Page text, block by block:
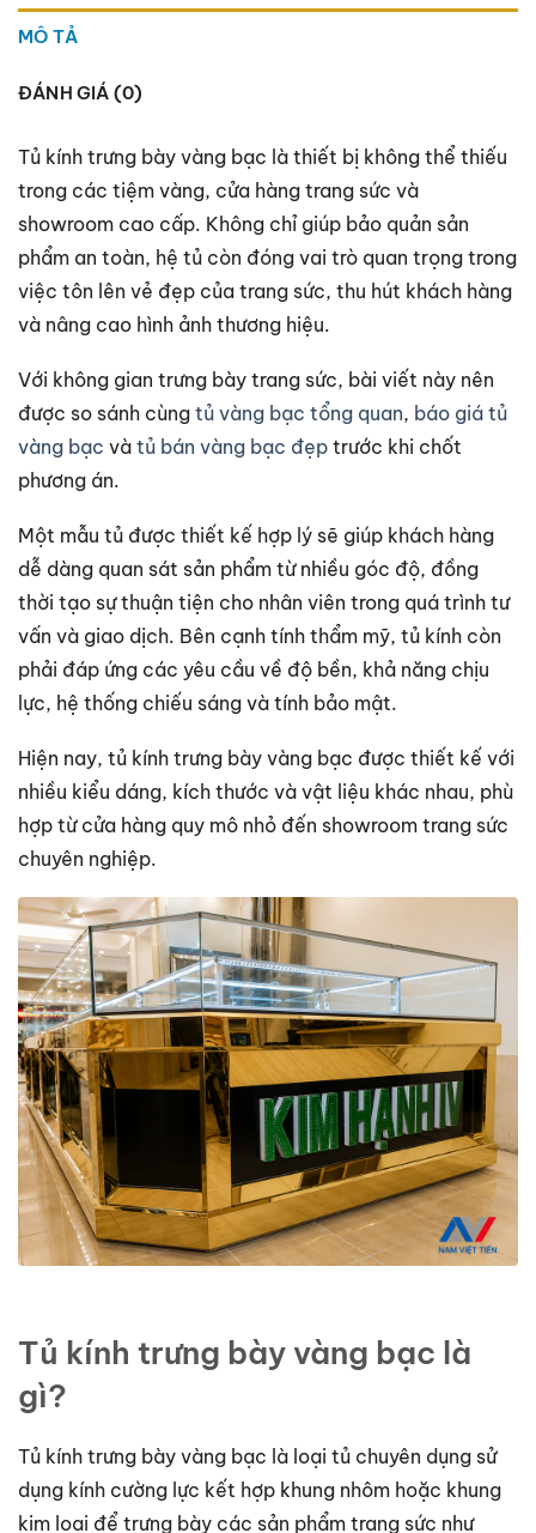
MÔ TẢ
ĐÁNH GIÁ (0)
Tủ kính trưng bày vàng bạc là thiết bị không thể thiếu
trong các tiệm vàng, cửa hàng trang sức và
showroom cao cấp. Không chỉ giúp bảo quản sản
phẩm an toàn, hệ tủ còn đóng vai trò quan trọng trong
việc tôn lên vẻ đẹp của trang sức, thu hút khách hàng
và nâng cao hình ảnh thương hiệu.
Với không gian trưng bày trang sức, bài viết này nên
được so sánh cùng tủ vàng bạc tổng quan, báo giá tủ
vàng bạc và tủ bán vàng bạc đẹp trước khi chốt
phương án.
Một mẫu tủ được thiết kế hợp lý sẽ giúp khách hàng
dễ dàng quan sát sản phẩm từ nhiều góc độ, đồng
thời tạo sự thuận tiện cho nhân viên trong quá trình tư
vấn và giao dịch. Bên cạnh tính thẩm mỹ, tủ kính còn
phải đáp ứng các yêu cầu về độ bền, khả năng chịu
lực, hệ thống chiếu sáng và tính bảo mật.
Hiện nay, tủ kính trưng bày vàng bạc được thiết kế với
nhiều kiểu dáng, kích thước và vật liệu khác nhau, phù
hợp từ cửa hàng quy mô nhỏ đến showroom trang sức
chuyên nghiệp.
Tủ kính trưng bày vàng bạc là
gì?
Tủ kính trưng bày vàng bạc là loại tủ chuyên dụng sử
dụng kính cường lực kết hợp khung nhôm hoặc khung
kim loại để trưng bày các sản phẩm trang sức như